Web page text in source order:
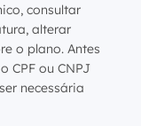
consultar
alterar
o plano. Antes
CPF ou CNPJ
necessária